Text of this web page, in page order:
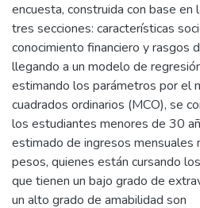
encuesta, construida con base
tres secciones: características
conocimiento financiero y rasgos
llegando a un modelo de
estimando los parámetros por el
cuadrados ordinarios (MCO), se
los estudiantes menores de 30
estimado de ingresos mensuales
pesos, quienes están cursando
que tienen un bajo grado de
un alto grado de amabilidad son